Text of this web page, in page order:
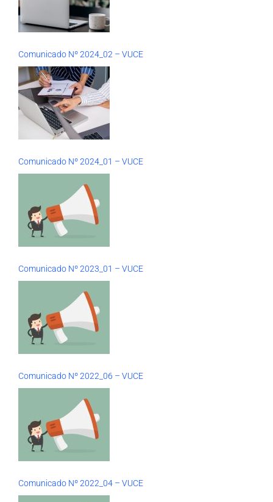
Comunicado Nº 2024_02 – VUCE
Comunicado Nº 2024_01 – VUCE
Comunicado Nº 2023_01 – VUCE
Comunicado Nº 2022_06 – VUCE
Comunicado Nº 2022_04 – VUCE